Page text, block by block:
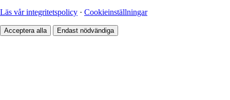
Läs vår integritetspolicy · Cookieinställningar
Acceptera alla Endast nödvändiga